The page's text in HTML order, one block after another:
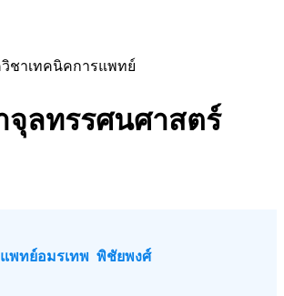
ชาเทคนิคการแพทย์
จุลทรรศนศาสตร์
พทย์อมรเทพ พิชัยพงศ์